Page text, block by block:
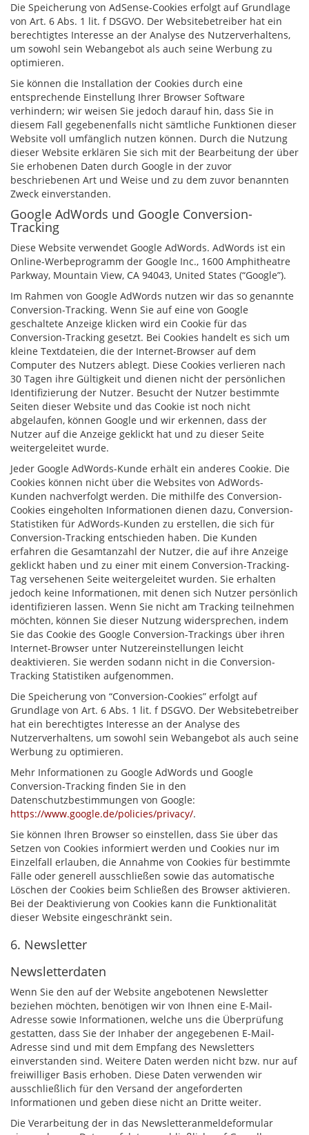
Die Speicherung von AdSense-Cookies erfolgt auf Grundlage
von Art. 6 Abs. 1 lit. f DSGVO. Der Websitebetreiber hat ein
berechtigtes Interesse an der Analyse des Nutzerverhaltens,
um sowohl sein Webangebot als auch seine Werbung zu
optimieren.
Sie können die Installation der Cookies durch eine
entsprechende Einstellung Ihrer Browser Software
verhindern; wir weisen Sie jedoch darauf hin, dass Sie in
diesem Fall gegebenenfalls nicht sämtliche Funktionen dieser
Website voll umfänglich nutzen können. Durch die Nutzung
dieser Website erklären Sie sich mit der Bearbeitung der über
Sie erhobenen Daten durch Google in der zuvor
beschriebenen Art und Weise und zu dem zuvor benannten
Zweck einverstanden.
Google AdWords und Google Conversion-
Tracking
Diese Website verwendet Google AdWords. AdWords ist ein
Online-Werbeprogramm der Google Inc., 1600 Amphitheatre
Parkway, Mountain View, CA 94043, United States (“Google”).
Im Rahmen von Google AdWords nutzen wir das so genannte
Conversion-Tracking. Wenn Sie auf eine von Google
geschaltete Anzeige klicken wird ein Cookie für das
Conversion-Tracking gesetzt. Bei Cookies handelt es sich um
kleine Textdateien, die der Internet-Browser auf dem
Computer des Nutzers ablegt. Diese Cookies verlieren nach
30 Tagen ihre Gültigkeit und dienen nicht der persönlichen
Identifizierung der Nutzer. Besucht der Nutzer bestimmte
Seiten dieser Website und das Cookie ist noch nicht
abgelaufen, können Google und wir erkennen, dass der
Nutzer auf die Anzeige geklickt hat und zu dieser Seite
weitergeleitet wurde.
Jeder Google AdWords-Kunde erhält ein anderes Cookie. Die
Cookies können nicht über die Websites von AdWords-
Kunden nachverfolgt werden. Die mithilfe des Conversion-
Cookies eingeholten Informationen dienen dazu, Conversion-
Statistiken für AdWords-Kunden zu erstellen, die sich für
Conversion-Tracking entschieden haben. Die Kunden
erfahren die Gesamtanzahl der Nutzer, die auf ihre Anzeige
geklickt haben und zu einer mit einem Conversion-Tracking-
Tag versehenen Seite weitergeleitet wurden. Sie erhalten
jedoch keine Informationen, mit denen sich Nutzer persönlich
identifizieren lassen. Wenn Sie nicht am Tracking teilnehmen
möchten, können Sie dieser Nutzung widersprechen, indem
Sie das Cookie des Google Conversion-Trackings über ihren
Internet-Browser unter Nutzereinstellungen leicht
deaktivieren. Sie werden sodann nicht in die Conversion-
Tracking Statistiken aufgenommen.
Die Speicherung von “Conversion-Cookies” erfolgt auf
Grundlage von Art. 6 Abs. 1 lit. f DSGVO. Der Websitebetreiber
hat ein berechtigtes Interesse an der Analyse des
Nutzerverhaltens, um sowohl sein Webangebot als auch seine
Werbung zu optimieren.
Mehr Informationen zu Google AdWords und Google
Conversion-Tracking finden Sie in den
Datenschutzbestimmungen von Google:
https://www.google.de/policies/privacy/.
Sie können Ihren Browser so einstellen, dass Sie über das
Setzen von Cookies informiert werden und Cookies nur im
Einzelfall erlauben, die Annahme von Cookies für bestimmte
Fälle oder generell ausschließen sowie das automatische
Löschen der Cookies beim Schließen des Browser aktivieren.
Bei der Deaktivierung von Cookies kann die Funktionalität
dieser Website eingeschränkt sein.
6. Newsletter
Newsletterdaten
Wenn Sie den auf der Website angebotenen Newsletter
beziehen möchten, benötigen wir von Ihnen eine E-Mail-
Adresse sowie Informationen, welche uns die Überprüfung
gestatten, dass Sie der Inhaber der angegebenen E-Mail-
Adresse sind und mit dem Empfang des Newsletters
einverstanden sind. Weitere Daten werden nicht bzw. nur auf
freiwilliger Basis erhoben. Diese Daten verwenden wir
ausschließlich für den Versand der angeforderten
Informationen und geben diese nicht an Dritte weiter.
Die Verarbeitung der in das Newsletteranmeldeformular